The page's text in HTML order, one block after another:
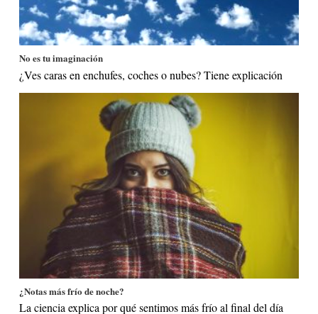
No es tu imaginación
¿Ves caras en enchufes, coches o nubes? Tiene explicación
¿Notas más frío de noche?
La ciencia explica por qué sentimos más frío al final del día